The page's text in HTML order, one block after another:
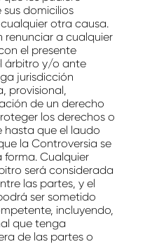
domicilios
otra causa.
renunciar a cualquier
el presente
árbitro y/o ante
jurisdicción
provisional,
de un derecho
los derechos o
que el laudo
la Controversia se
forma. Cualquier
será considerada
las partes, y el
ser sometido
incluyendo,
que tenga
de las partes o